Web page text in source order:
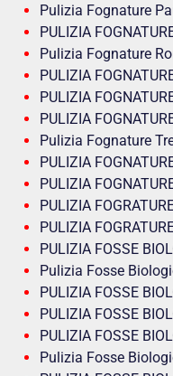
Pulizia Fognature
PULIZIA
Pulizia Fognature
PULIZIA
PULIZIA
PULIZIA
Pulizia Fognature
PULIZIA
PULIZIA
PULIZIA
PULIZIA
PULIZIA FOSSE
Pulizia Fosse
PULIZIA FOSSE
PULIZIA FOSSE
PULIZIA FOSSE
Pulizia Fosse